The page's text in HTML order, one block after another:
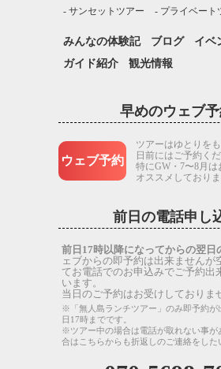
サンセットツアー
プライベート
みんなの体験記 ブログ
イベ
ガイド紹介
観光情報
早めのウェブ
ウェブ予約
ツアーはゆとりを
日前にはご予約くだ
特にGW・7〜8月
オススメしておりま
前日の電話申し
前日17時以降になってからの翌日
ェブからの即予約は出来ませんが
てお電話でのお申込みでご予約出
います。
当日のご予約はお受けしておりま
※「無人島ランチツアー」のみ即予約が
日17時までです。
※ツアー中の場合は電話が取れない事が
合はこちらからも折返しのご連絡をした